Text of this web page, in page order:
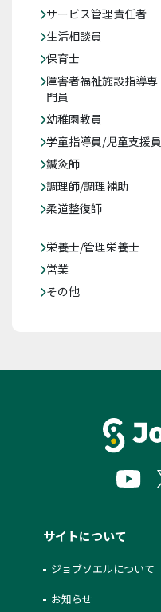
サービス管理責任者
生活相談員
保育士
障害者福祉施設指導専
門員
幼稚園教員
学童指導員/児童支援員
鍼灸師
調理師/調理補助
柔道整復師
栄養士/管理栄養士
営業
その他
サイトについて
ジョブソエルについて
お知らせ